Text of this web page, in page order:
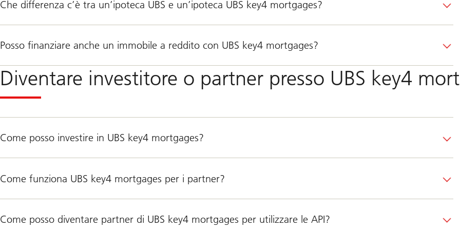
Che differenza c’è tra un’ipoteca UBS e un’ipoteca UBS key4 mortgages?
Posso finanziare anche un immobile a reddito con UBS key4 mortgages?
Diventare investitore o partner presso UBS key4
Come posso investire in UBS key4 mortgages?
Come funziona UBS key4 mortgages per i partner?
Come posso diventare partner di UBS key4 mortgages per utilizzare le API?